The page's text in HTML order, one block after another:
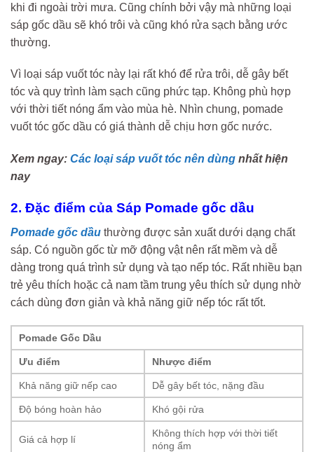
khi đi ngoài trời mưa. Cũng chính bởi vậy mà những loại
sáp gốc dầu sẽ khó trôi và cũng khó rửa sạch bằng ước
thường.
Vì loại sáp vuốt tóc này lại rất khó để rửa trôi, dễ gây bết
tóc và quy trình làm sạch cũng phức tạp. Không phù hợp
với thời tiết nóng ẩm vào mùa hè. Nhìn chung, pomade
vuốt tóc gốc dầu có giá thành dễ chịu hơn gốc nước.
Xem ngay: Các loại sáp vuốt tóc nên dùng nhất hiện
nay
2. Đặc điểm của Sáp Pomade gốc dầu
Pomade gốc dầu thường được sản xuất dưới dạng chất
sáp. Có nguồn gốc từ mỡ động vật nên rất mềm và dễ
dàng trong quá trình sử dụng và tạo nếp tóc. Rất nhiều bạn
trẻ yêu thích hoặc cả nam tầm trung yêu thích sử dụng nhờ
cách dùng đơn giản và khả năng giữ nếp tóc rất tốt.
Pomade Gốc Dầu
Ưu điểm Nhược điểm
Khả năng giữ nếp cao Dễ gây bết tóc, nặng đầu
Độ bóng hoàn hảo Khó gội rửa
Giá cả hợp lí
Không thích hợp với thời tiết
nóng ẩm